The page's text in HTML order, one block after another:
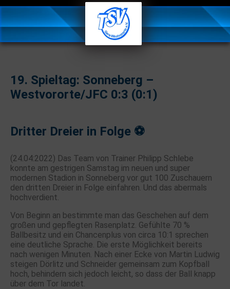
19. Spieltag: Sonneberg –
Westvororte/JFC 0:3 (0:1)
Dritter Dreier in Folge ⚽️
(24.04:2022) Das Team von Trainer Philipp Schlebe
konnte am gestrigen Samstag im neuen und super
modernen Stadion in Sonneberg vor gut 100 Zuschauern
den dritten Dreier in Folge einfahren. Und das abermals
hochverdient.
Von Beginn an bestimmte man das Geschehen auf dem
großen und gepflegten Rasenplatz. Gefühlte 70 %
Ballbesitz und ein Chancenplus von circa 10:1 sprechen
eine deutliche Sprache. Die erste Möglichkeit bereits
nach wenigen Minuten. Nach einer Ecke von Martin Ludwig
steigen Dörlitz und Schneider gemeinsam zum Kopfball
hoch, behindern sich jedoch leicht, so dass der Ball knapp
über dem Tor landet.